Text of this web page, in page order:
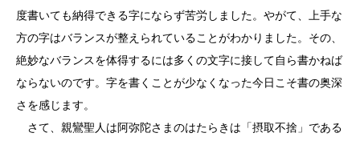
度書いても納得できる字にならず苦労しました。やがて、上手な
方の字はバランスが整えられていることがわかりました。その、
絶妙なバランスを体得するには多くの文字に接して自ら書かねば
ならないのです。字を書くことが少なくなった今日こそ書の奥深
さを感じます。
さて、親鸞聖人は阿弥陀さまのはたらきは「摂取不捨」である